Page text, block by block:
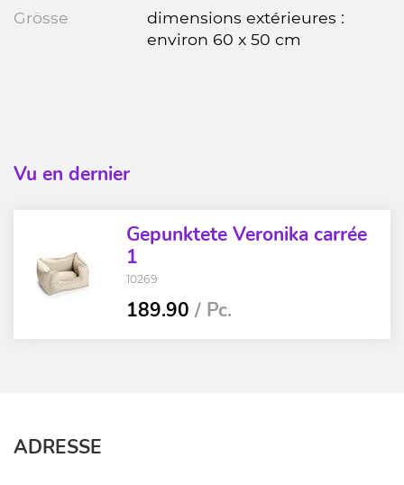
Grösse
dimensions extérieures :
environ 60 x 50 cm
Vu en dernier
Gepunktete Veronika carrée
1
10269
189.90 / Pc.
ADRESSE